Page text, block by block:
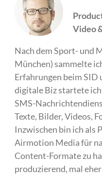
Video
Nach dem Sport- und
München) sammelte
Erfahrungen beim SID
digitale Biz startete
SMS-
Texte, Bilder, Videos,
Inzwischen bin ich als
Airmotion Media für
Content-Formate zu
produzierend, mal